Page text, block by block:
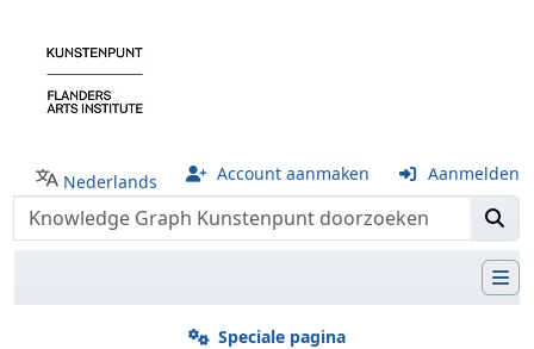
Nederlands Account aanmaken Aanmelden
Speciale pagina